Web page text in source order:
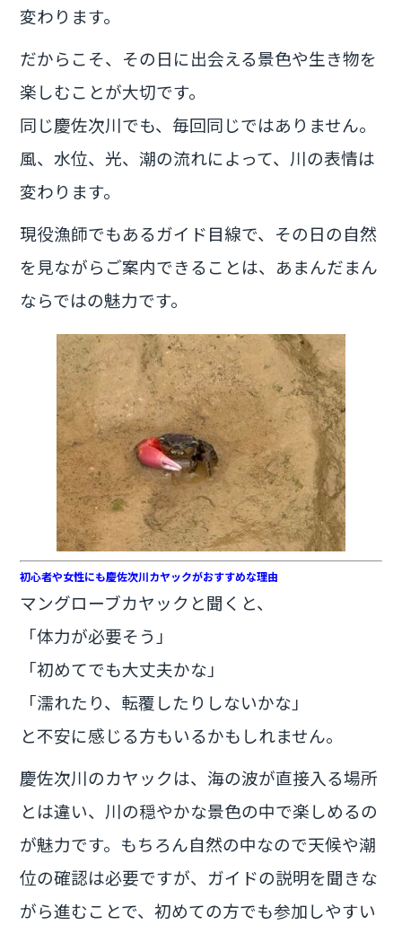
変わります。
だからこそ、その日に出会える景色や生き物を
楽しむことが大切です。
同じ慶佐次川でも、毎回同じではありません。
風、水位、光、潮の流れによって、川の表情は
変わります。
現役漁師でもあるガイド目線で、その日の自然
を見ながらご案内できることは、あまんだまん
ならではの魅力です。
初心者や女性にも慶佐次川カヤックがおすすめな理由
マングローブカヤックと聞くと、
「体力が必要そう」
「初めてでも大丈夫かな」
「濡れたり、転覆したりしないかな」
と不安に感じる方もいるかもしれません。
慶佐次川のカヤックは、海の波が直接入る場所
とは違い、川の穏やかな景色の中で楽しめるの
が魅力です。もちろん自然の中なので天候や潮
位の確認は必要ですが、ガイドの説明を聞きな
がら進むことで、初めての方でも参加しやすい